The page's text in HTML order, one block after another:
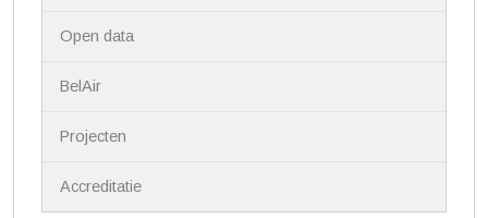
Open data
BelAir
Projecten
Accreditatie